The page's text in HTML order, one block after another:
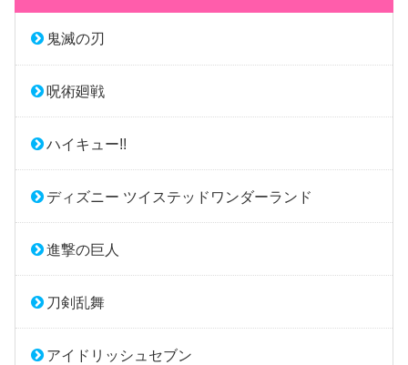
鬼滅の刃
呪術廻戦
ハイキュー!!
ディズニー ツイステッドワンダーランド
進撃の巨人
刀剣乱舞
アイドリッシュセブン